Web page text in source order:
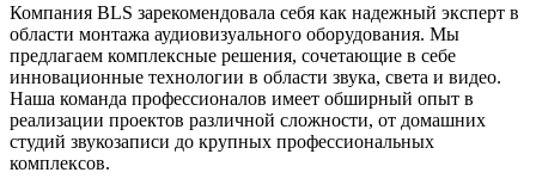
Компания BLS зарекомендовала себя как надежный эксперт в
области монтажа аудиовизуального оборудования. Мы
предлагаем комплексные решения, сочетающие в себе
инновационные технологии в области звука, света и видео.
Наша команда профессионалов имеет обширный опыт в
реализации проектов различной сложности, от домашних
студий звукозаписи до крупных профессиональных
комплексов.